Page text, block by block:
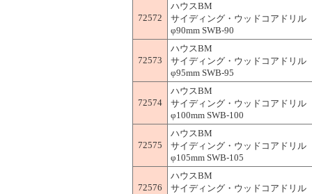
72572
ハウスBM
サイディング・ウッドコアドリ
φ90mm SWB-90
72573
ハウスBM
サイディング・ウッドコアドリ
φ95mm SWB-95
72574
ハウスBM
サイディング・ウッドコアドリ
φ100mm SWB-100
72575
ハウスBM
サイディング・ウッドコアドリ
φ105mm SWB-105
72576
ハウスBM
サイディング・ウッドコアドリ